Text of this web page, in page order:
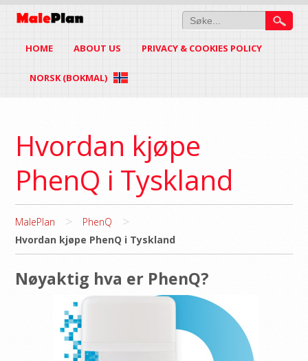
HOME ABOUT US PRIVACY & COOKIES POLICY
NORSK (BOKMAL)
Hvordan kjøpe
PhenQ i Tyskland
MalePlan > PhenQ >
Hvordan kjøpe PhenQ i Tyskland
Nøyaktig hva er PhenQ?